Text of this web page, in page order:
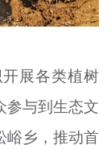
展各类植树
参与到生态文
峪乡，推动首